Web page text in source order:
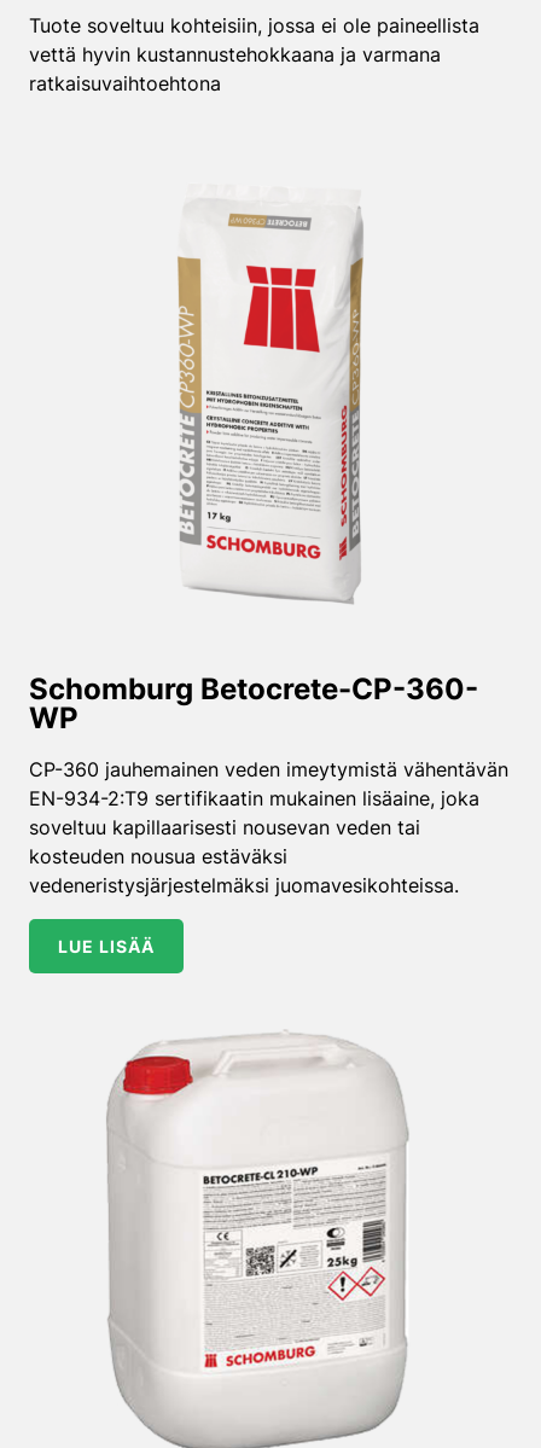
Tuote soveltuu kohteisiin, jossa ei ole paineellista
vettä hyvin kustannustehokkaana ja varmana
ratkaisuvaihtoehtona
Schomburg Betocrete-CP-360-
WP
CP-360 jauhemainen veden imeytymistä vähentävän
EN-934-2:T9 sertifikaatin mukainen lisäaine, joka
soveltuu kapillaarisesti nousevan veden tai
kosteuden nousua estäväksi
vedeneristysjärjestelmäksi juomavesikohteissa.
LUE LISÄÄ